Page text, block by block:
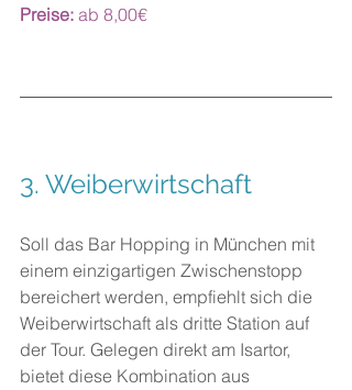
Preise: ab 8,00€
3. Weiberwirtschaft
Soll das Bar Hopping in München mit
einem einzigartigen Zwischenstopp
bereichert werden, empfiehlt sich die
Weiberwirtschaft als dritte Station auf
der Tour. Gelegen direkt am Isartor,
bietet diese Kombination aus